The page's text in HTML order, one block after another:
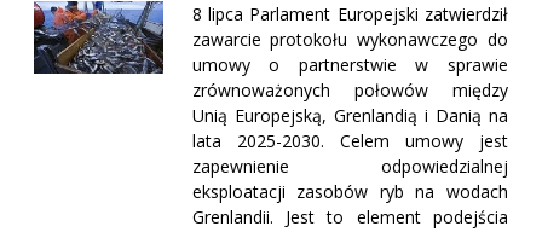
8 lipca Parlament Europejski zatwierdził
zawarcie protokołu wykonawczego do
umowy o partnerstwie w sprawie
zrównoważonych połowów między
Unią Europejską, Grenlandią i Danią na
lata 2025-2030. Celem umowy jest
zapewnienie odpowiedzialnej
eksploatacji zasobów ryb na wodach
Grenlandii. Jest to element podejścia